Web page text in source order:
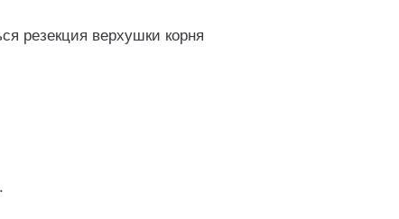
резекция верхушки корня